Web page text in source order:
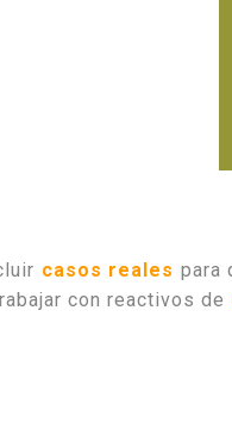
casos reales para
con reactivos de